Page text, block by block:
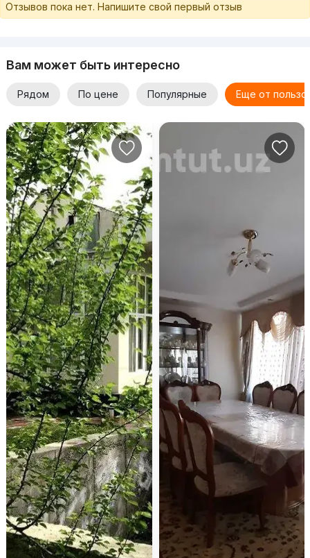
Отзывов пока нет. Напишите свой первый отзыв
Вам может быть интересно
Рядом По цене Популярные Еще от